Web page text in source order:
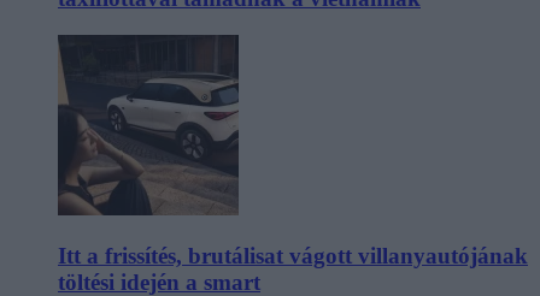
Itt a frissítés, brutálisat vágott villanyautójának
töltési idején a smart